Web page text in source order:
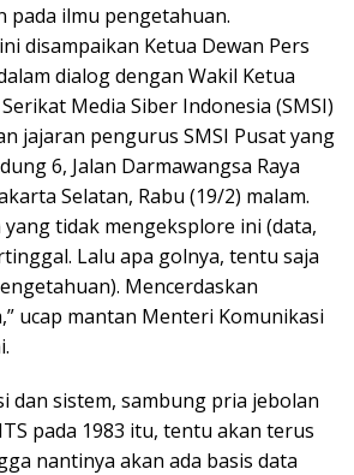
pada ilmu pengetahuan.
disampaikan Ketua Dewan Pers
dialog dengan Wakil Ketua
Media Siber Indonesia (SMSI)
jajaran pengurus SMSI Pusat yang
6, Jalan Darmawangsa Raya
Selatan, Rabu (19/2) malam.
yang tidak mengeksplore ini (data,
Lalu apa golnya, tentu saja
Mencerdaskan
ucap mantan Menteri Komunikasi
dan sistem, sambung pria jebolan
pada 1983 itu, tentu akan terus
nantinya akan ada basis data